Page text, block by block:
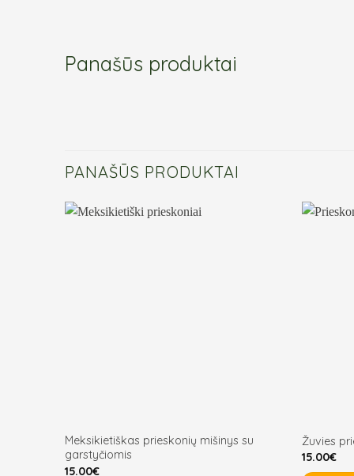
Panašūs produktai
PANAŠŪS PRODUKTAI
Meksikietiškas prieskonių mišinys su
garstyčiomis
15.00€
Žuvies
15.00€